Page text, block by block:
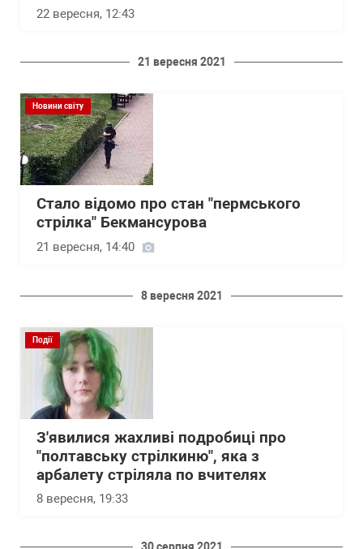
22 вересня, 12:43
21 вересня 2021
Новини світу
Стало відомо про стан "пермського
стрілка" Бекмансурова
21 вересня, 14:40
8 вересня 2021
Події
З'явилися жахливі подробиці про
"полтавську стрілкиню", яка з
арбалету стріляла по вчителях
8 вересня, 19:33